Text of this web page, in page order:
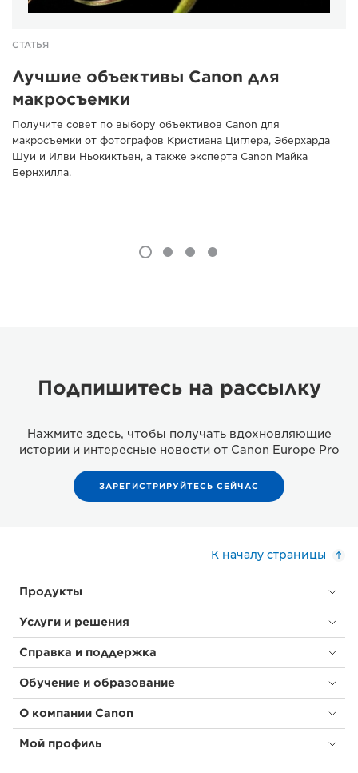
СТАТЬЯ
Лучшие объективы Canon для
макросъемки
Получите совет по выбору объективов Canon для
макросъемки от фотографов Кристиана Циглера, Эберхарда
Шуи и Илви Ньокиктьен, а также эксперта Canon Майка
Бернхилла.
Подпишитесь на рассылку
Нажмите здесь, чтобы получать вдохновляющие
истории и интересные новости от Canon Europe Pro
ЗАРЕГИСТРИРУЙТЕСЬ СЕЙЧАС
К началу страницы
Продукты
Услуги и решения
Справка и поддержка
Обучение и образование
О компании Canon
Мой профиль